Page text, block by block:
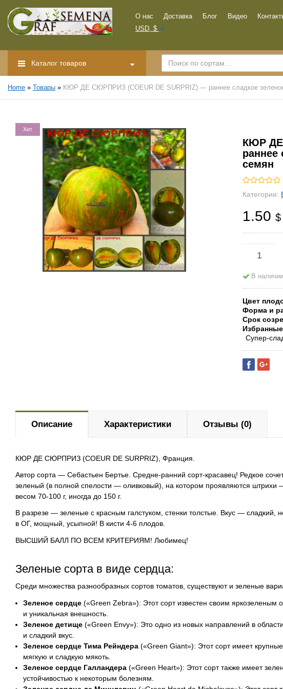
О нас Доставка Блог Видео
USD, $
Каталог товаров
Home » Товары » КЮР ДЕ СЮРПРИЗ (COEUR DE SURPRIZ) — раннее сладкое
Хит
КЮР ДЕ
раннее
семян
Категории:
1.50$
В наличии
Цвет
Форма и
Срок
Супер-
Описание
КЮР ДЕ СЮРПРИЗ (COEUR DE SURPRIZ), Франция.
Автор сорта — Себастьен Бертье. Средне-ранний сорт-красавец! Редкое
зеленый (в полной спелости — оливковый), на котором проявляются
весом 70-100 г, иногда до 150 г.
В разрезе — зеленые с красным галстуком, стенки толстые. Вкус —
в ОГ, мощный, усыпной! В кисти 4-6 плодов.
ВЫСШИЙ БАЛЛ ПО ВСЕМ КРИТЕРИЯМ! Любимец!
Зеленые сорта в виде сердца:
Среди множества разнообразных сортов томатов, существуют и зеленые
Зеленое сердце («Green Zebra»): Этот сорт известен своим
и уникальная внешность.
Зеленое детище («Green Envy»): Это одно из новых направлений в
и сладкий вкус.
Зеленое сердце Тима Рейндера («Green Giant»): Этот сорт имеет
мягкую и сладкую мякоть.
Зеленое сердце Галландера («Green Heart»): Этот сорт также имеет
устойчивостью к некоторым болезням.
Характеристики Отзывы (0)